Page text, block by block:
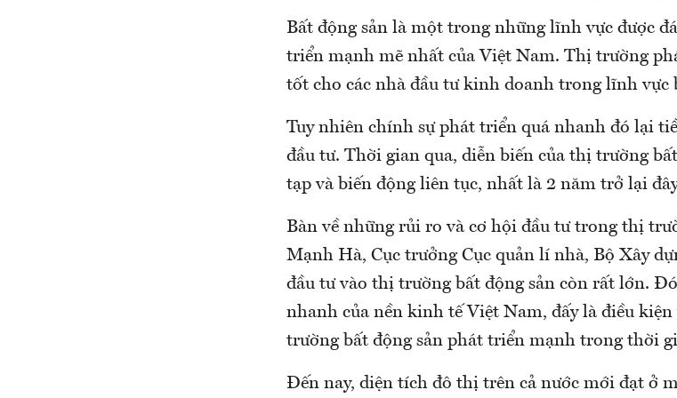
Bất động sản là một trong những lĩnh vực được
triển mạnh mẽ nhất của Việt Nam. Thị trường
tốt cho các nhà đầu tư kinh doanh trong lĩnh vực
Tuy nhiên chính sự phát triển quá nhanh đó lại
đầu tư. Thời gian qua, diễn biến của thị trường
tạp và biến động liên tục, nhất là 2 năm trở lại
Bàn về những rủi ro và cơ hội đầu tư trong thị
Mạnh Hà, Cục trưởng Cục quản lí nhà, Bộ Xây
đầu tư vào thị trường bất động sản còn rất lớn.
nhanh của nền kinh tế Việt Nam, đấy là điều
trường bất động sản phát triển mạnh trong thời
Đến nay, diện tích đô thị trên cả nước mới đạt ở